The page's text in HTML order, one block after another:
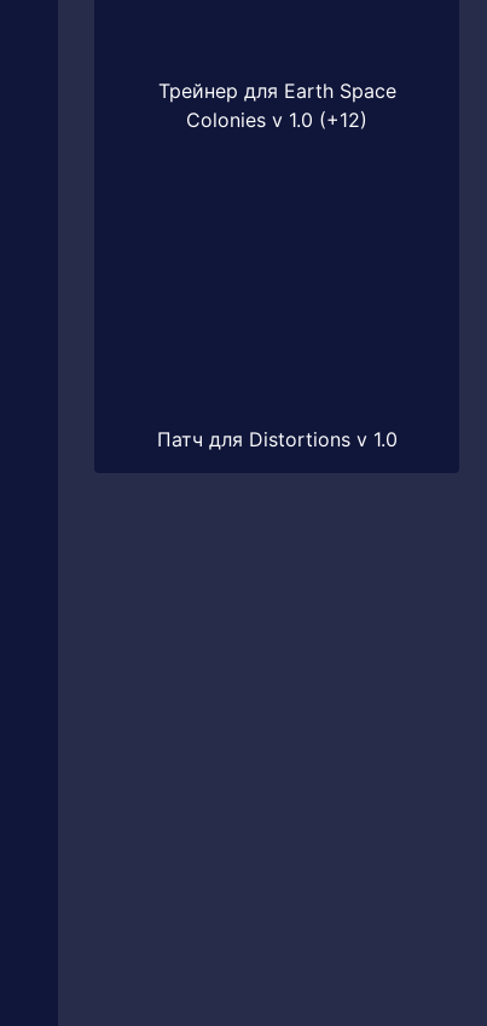
Трейнер для Earth Space
Colonies v 1.0 (+12)
Патч для Distortions v 1.0